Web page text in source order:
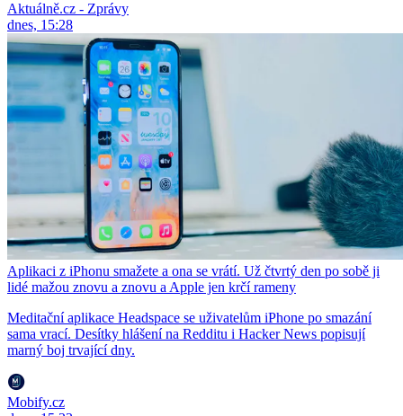
Aktuálně.cz - Zprávy
dnes, 15:28
Aplikaci z iPhonu smažete a ona se vrátí. Už čtvrtý den po sobě ji
lidé mažou znovu a znovu a Apple jen krčí rameny
Meditační aplikace Headspace se uživatelům iPhone po smazání
sama vrací. Desítky hlášení na Redditu i Hacker News popisují
marný boj trvající dny.
Mobify.cz